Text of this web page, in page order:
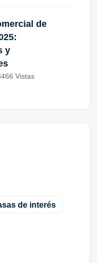
de
y
Vistas
de interés